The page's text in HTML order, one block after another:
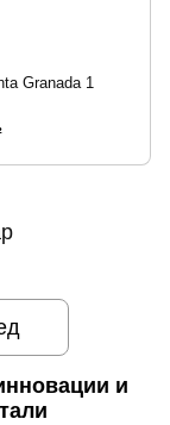
Granada 1
и